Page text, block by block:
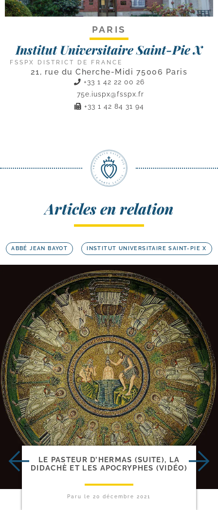
PARIS
Institut Universitaire Saint-Pie X
FSSPX DISTRICT DE FRANCE
21, rue du Cherche-Midi 75006 Paris
+33 1 42 22 00 26
75e.iuspx@fsspx.fr
+33 1 42 84 31 94
Articles en relation
ABBÉ JEAN BAYOT INSTITUT UNIVERSITAIRE SAINT-PIE X
LE PASTEUR D’HERMAS (SUITE), LA
DIDACHÈ ET LES APOCRYPHES (VIDÉO)
Paru le 20 décembre 2021